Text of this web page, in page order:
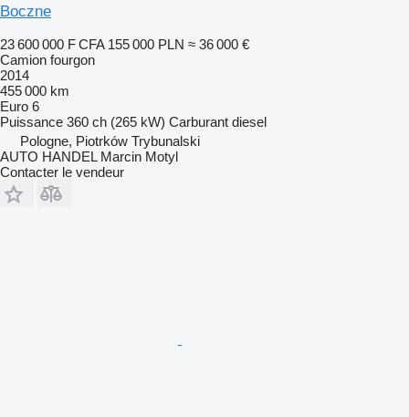
Boczne
23 600 000 F CFA 155 000 PLN ≈ 36 000 €
Camion fourgon
2014
455 000 km
Euro 6
Puissance 360 ch (265 kW) Carburant diesel
Pologne, Piotrków Trybunalski
AUTO HANDEL Marcin Motyl
Contacter le vendeur